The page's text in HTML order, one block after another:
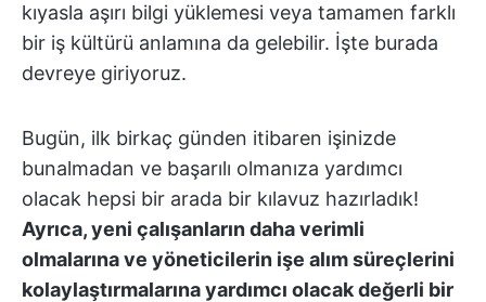
kıyasla aşırı bilgi yüklemesi veya tamamen farklı
bir iş kültürü anlamına da gelebilir. İşte burada
devreye giriyoruz.
Bugün, ilk birkaç günden itibaren işinizde
bunalmadan ve başarılı olmanıza yardımcı
olacak hepsi bir arada bir kılavuz hazırladık!
Ayrıca, yeni çalışanların daha verimli
olmalarına ve yöneticilerin işe alım süreçlerini
kolaylaştırmalarına yardımcı olacak değerli bir